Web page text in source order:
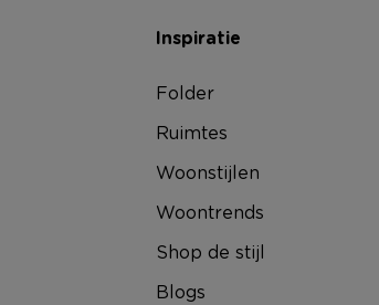
Inspiratie
Folder
Ruimtes
Woonstijlen
Woontrends
Shop de stijl
Blogs